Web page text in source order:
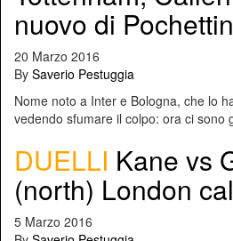
nuovo di
20 Marzo 2016
By Saverio Pestuggia
Nome noto a Inter e Bologna, che lo
vedendo sfumare il colpo: ora ci sono
DUELLI Kane vs
(north) London
5 Marzo 2016